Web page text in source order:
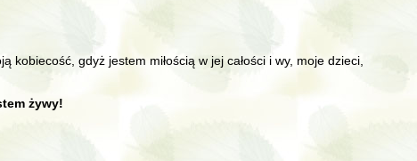
kobiecość, gdyż jestem miłością w jej całości i wy, moje dzieci,
żywy!